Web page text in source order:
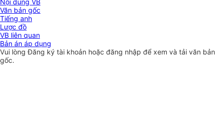
Nội dung VB
Văn bản gốc
Tiếng anh
Lược đồ
VB liên quan
Bản án áp dụng
Vui lòngĐăng ký tài khoản hoặc đăng nhập để xem và tải văn bản
gốc.